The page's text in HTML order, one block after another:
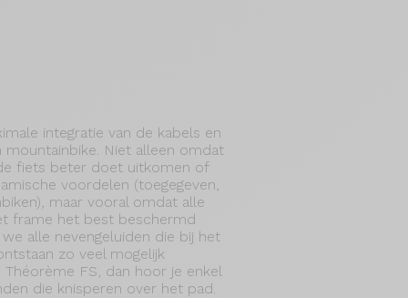
integratie van de kabels en
mountainbike. Niet alleen omdat
fiets beter doet uitkomen of
voordelen (toegegeven,
maar vooral omdat alle
frame het best beschermd
alle nevengeluiden die bij het
zo veel mogelijk
FS, dan hoor je enkel
die knisperen over het pad.